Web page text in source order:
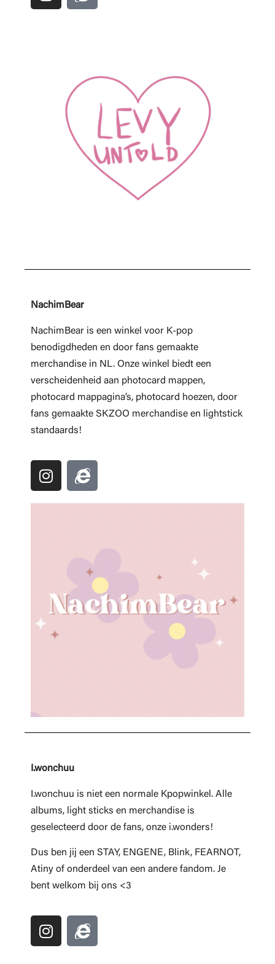
NachimBear
NachimBear is een winkel voor K-pop
benodigdheden en door fans gemaakte
merchandise in NL. Onze winkel biedt een
verscheidenheid aan photocard mappen,
photocard mappagina’s, photocard hoezen, door
fans gemaakte SKZOO merchandise en lightstick
standaards!
I.wonchuu
I.wonchuu is niet een normale Kpopwinkel. Alle
albums, light sticks en merchandise is
geselecteerd door de fans, onze i.wonders!
Dus ben jij een STAY, ENGENE, Blink, FEARNOT,
Atiny of onderdeel van een andere fandom. Je
bent welkom bij ons <3